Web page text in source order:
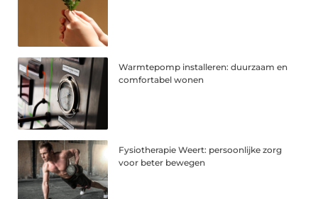
Warmtepomp installeren: duurzaam en
comfortabel wonen
Fysiotherapie Weert: persoonlijke zorg
voor beter bewegen